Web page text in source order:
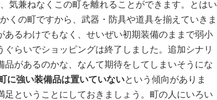
気兼ねなくこの町を離れることができます。とはい
くの町ですから、武器・防具や道具を揃えていきま
るわけでもなく、せいぜい初期装備のままで弱小
らいでショッピングは終了しました。追加シナリ
があるのかな、なんて期待をしてしまいそうにな
に強い装備品は置いていないという傾向がありま
ということにしておきましょう。町の人にいろい